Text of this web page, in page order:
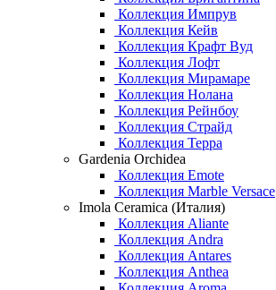
Коллекция Импрув
Коллекция Кейв
Коллекция Крафт Вуд
Коллекция Лофт
Коллекция Мирамаре
Коллекция Нолана
Коллекция Рейнбоу
Коллекция Страйд
Коллекция Терра
Gardenia Orchidea
Коллекция Emote
Коллекция Marble Versace
Imola Ceramica (Италия)
Коллекция Aliante
Коллекция Andra
Коллекция Antares
Коллекция Anthea